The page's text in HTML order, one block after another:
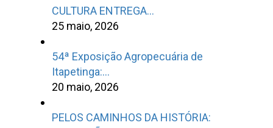
CULTURA ENTREGA…
25 maio, 2026
54ª Exposição Agropecuária de
Itapetinga:…
20 maio, 2026
PELOS CAMINHOS DA HISTÓRIA: